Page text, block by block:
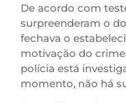
De acordo com
surpreenderam o
fechava o
motivação do
polícia está
momento, não há